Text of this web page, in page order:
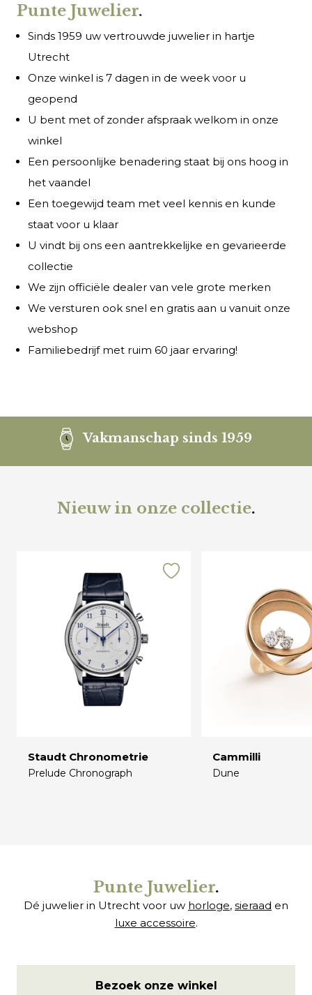
Punte Juwelier.
Sinds 1959 uw vertrouwde juwelier in hartje
Utrecht
Onze winkel is 7 dagen in de week voor u
geopend
U bent met of zonder afspraak welkom in onze
winkel
Een persoonlijke benadering staat bij ons hoog in
het vaandel
Een toegewijd team met veel kennis en kunde
staat voor u klaar
U vindt bij ons een aantrekkelijke en gevarieerde
collectie
We zijn officiële dealer van vele grote merken
We versturen ook snel en gratis aan u vanuit onze
webshop
Familiebedrijf met ruim 60 jaar ervaring!
Vakmanschap sinds 1959
Nieuw in onze collectie.
Staudt Chronometrie
Prelude Chronograph
Cammilli
Dune
Punte Juwelier.
Dé juwelier in Utrecht voor uw horloge, sieraad en
luxe accessoire.
Bezoek onze winkel